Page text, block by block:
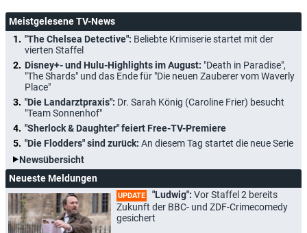
Meistgelesene TV-News
"The Chelsea Detective": Beliebte Krimiserie startet mit der
vierten Staffel
Disney+- und Hulu-Highlights im August: "Death in Paradise",
"The Shards" und das Ende für "Die neuen Zauberer vom Waverly
Place"
"Die Landarztpraxis": Dr. Sarah König (Caroline Frier) besucht
"Team Sonnenhof"
"Sherlock & Daughter" feiert Free-TV-Premiere
"Die Flodders" sind zurück: An diesem Tag startet die neue Serie
Newsübersicht
Neueste Meldungen
UPDATE "Ludwig": Vor Staffel 2 bereits
Zukunft der BBC- und ZDF-Crimecomedy
gesichert